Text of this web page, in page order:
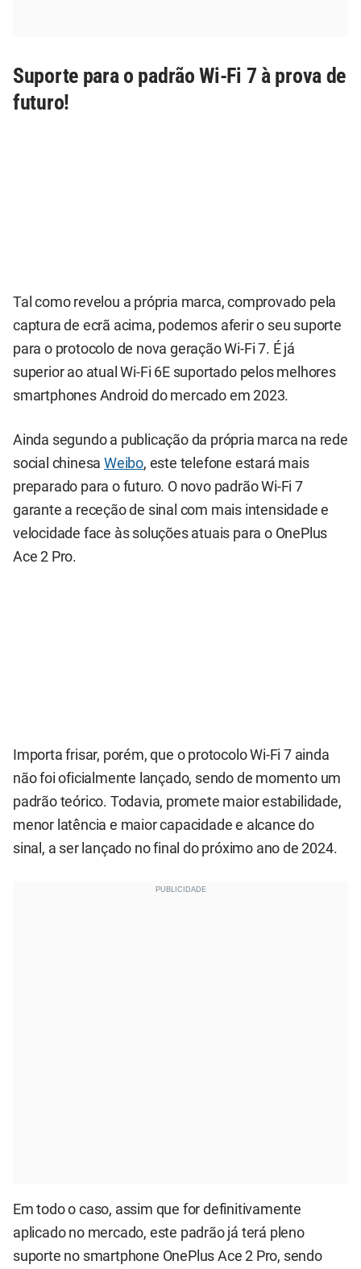
Suporte para o padrão Wi-Fi 7 à prova de
futuro!
Tal como revelou a própria marca, comprovado pela
captura de ecrã acima, podemos aferir o seu suporte
para o protocolo de nova geração Wi-Fi 7. É já
superior ao atual Wi-Fi 6E suportado pelos melhores
smartphones Android do mercado em 2023.
Ainda segundo a publicação da própria marca na rede
social chinesaWeibo, este telefone estará mais
preparado para o futuro. O novo padrão Wi-Fi 7
garante a receção de sinal com mais intensidade e
velocidade face às soluções atuais para o OnePlus
Ace 2 Pro.
Importa frisar, porém, que o protocolo Wi-Fi 7 ainda
não foi oficialmente lançado, sendo de momento um
padrão teórico. Todavia, promete maior estabilidade,
menor latência e maior capacidade e alcance do
sinal, a ser lançado no final do próximo ano de 2024.
Em todo o caso, assim que for definitivamente
aplicado no mercado, este padrão já terá pleno
suporte no smartphone OnePlus Ace 2 Pro, sendo